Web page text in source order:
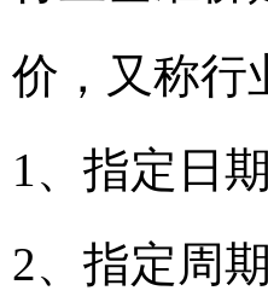
价，又称行
1、指定日
2、指定周